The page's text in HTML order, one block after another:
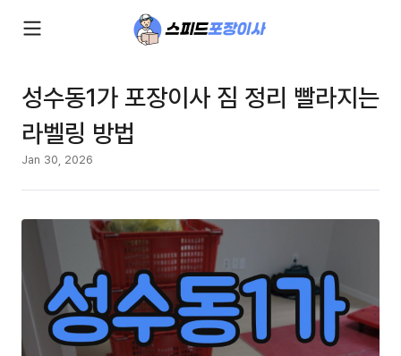
성수동1가 포장이사 짐 정리 빨라지는
라벨링 방법
Jan 30, 2026